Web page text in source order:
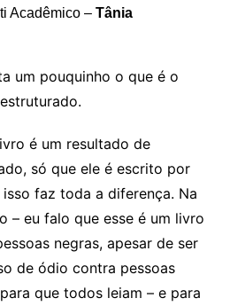
Acadêmico – Tânia
um pouquinho o que é o
é um resultado de
só que ele é escrito por
faz toda a diferença. Na
– eu falo que esse é um livro
negras, apesar de ser
de ódio contra pessoas
que todos leiam – e para